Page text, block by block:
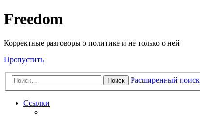
Freedom
Корректные разговоры о политике и не только о ней
Пропустить
Поиск Расширенный поиск
Ссылки